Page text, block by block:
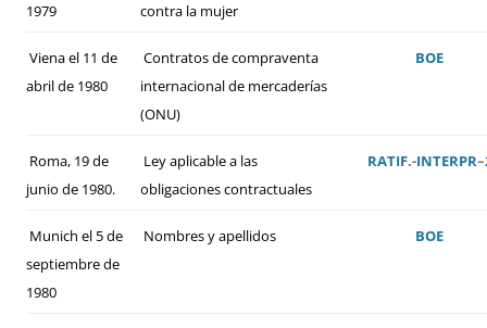
1979
contra la mujer
Viena el 11 de
abril de 1980
Contratos de compraventa
internacional de mercaderías
(ONU)
BOE
Roma, 19 de
junio de 1980.
Ley aplicable a las
obligaciones contractuales
RATIF.-INTERPR–
Munich el 5 de
septiembre de
1980
Nombres y apellidos BOE